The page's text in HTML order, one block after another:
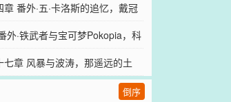
番外·五·卡洛斯的追忆，戴冠
立身于天顶之上。
外·铁武者与宝可梦Pokopia，科
伟大！
七章 风暴与波涛，那遥远的土
倒序